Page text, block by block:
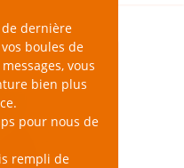
dernière
boules de
vous
bien plus
pour nous de
rempli de